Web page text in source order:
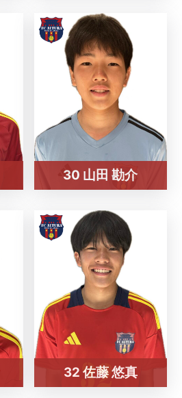
30 山田 勘介
32 佐藤 悠真